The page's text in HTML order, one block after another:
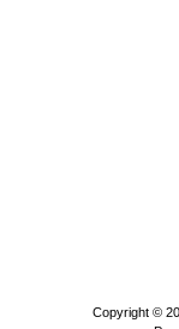
Copyright ©